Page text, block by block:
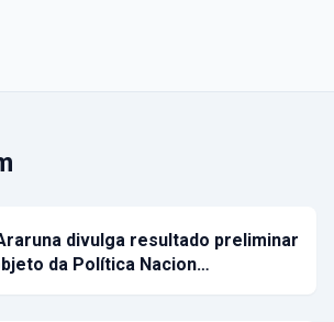
divulga resultado preliminar
da Política Nacion…